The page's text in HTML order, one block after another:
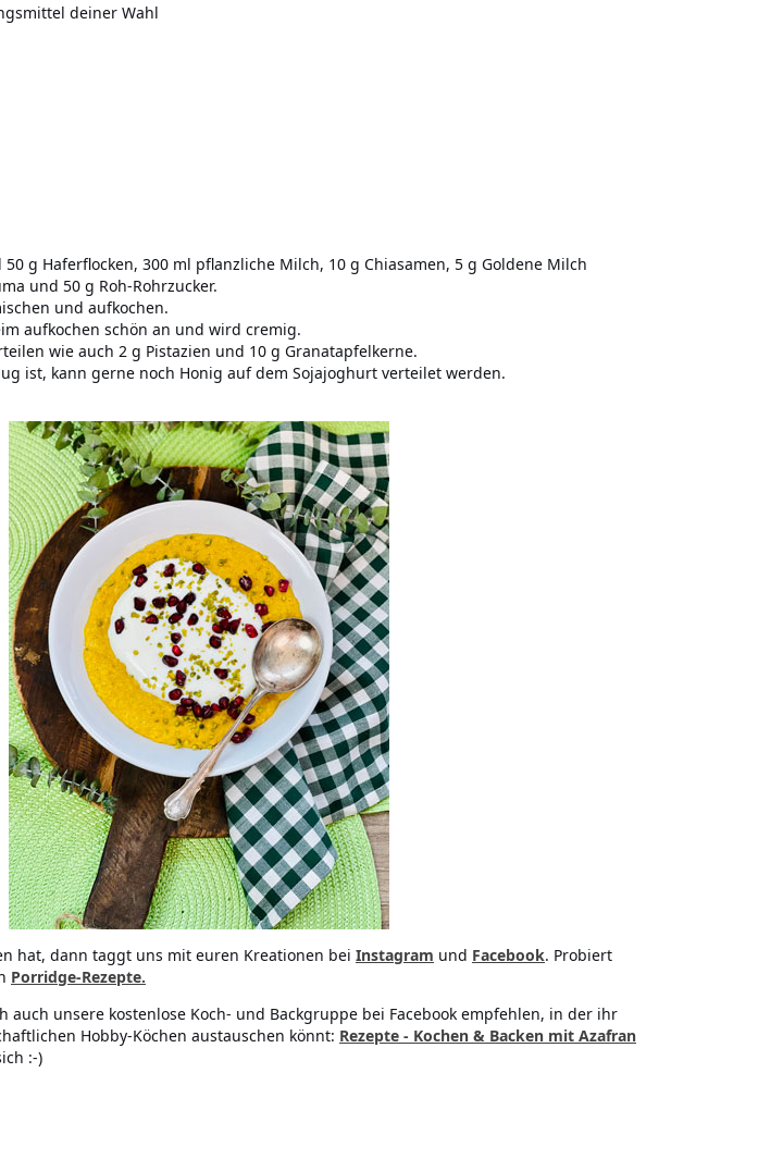
deiner Wahl
g Haferflocken, 300 ml pflanzliche Milch, 10 g Chiasamen, 5 g Goldene Milch
und 50 g Roh-Rohrzucker.
und aufkochen.
aufkochen schön an und wird cremig.
wie auch 2 g Pistazien und 10 g Granatapfelkerne.
ist, kann gerne noch Honig auf dem Sojajoghurt verteilet werden.
hat, dann taggt uns mit euren Kreationen bei Instagram und Facebook. Probiert
Porridge-Rezepte.
auch unsere kostenlose Koch- und Backgruppe bei Facebook empfehlen, in der ihr
Hobby-Köchen austauschen könnt: Rezepte - Kochen & Backen mit Azafran
:-)